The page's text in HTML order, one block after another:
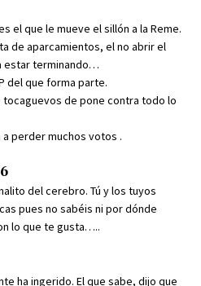
el que le mueve el sillón a la Reme.
de aparcamientos, el no abrir el
estar terminando…
del que forma parte.
tocaguevos de pone contra todo lo
a perder muchos votos .
del cerebro. Tú y los tuyos
pues no sabéis ni por dónde
lo que te gusta…..
ha ingerido. El que sabe, dijo que